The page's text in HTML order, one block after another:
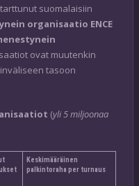
suomalaisiin
organisaatio ENCE
ovat muutenkin
tasoon
(yli 5 miljoonaa
Keskimääräinen
palkintoraha per turnaus